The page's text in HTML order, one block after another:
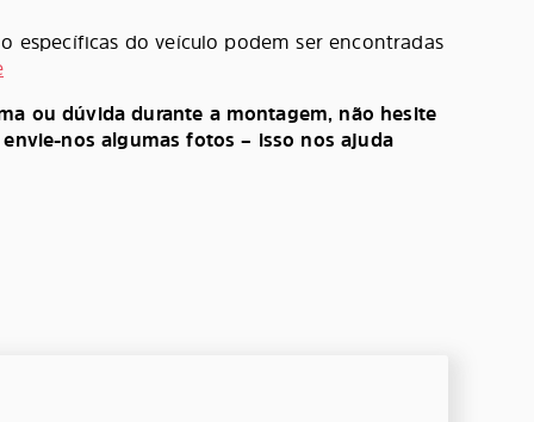
específicas do veículo podem ser encontradas
ou dúvida durante a montagem, não hesite
nos algumas fotos – isso nos ajuda